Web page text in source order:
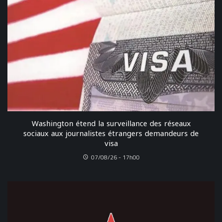
Washington étend la surveillance des réseaux
sociaux aux journalistes étrangers demandeurs de
visa
07/08/26 - 17h00